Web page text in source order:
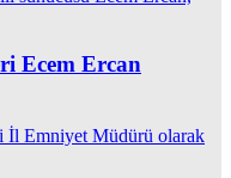
Ecem Ercan